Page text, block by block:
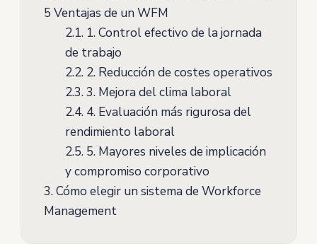
5 Ventajas de un WFM
2.1.1. Control efectivo de la jornada
de trabajo
2.2.2. Reducción de costes operativos
2.3.3. Mejora del clima laboral
2.4.4. Evaluación más rigurosa del
rendimiento laboral
2.5.5. Mayores niveles de implicación
y compromiso corporativo
3.Cómo elegir un sistema de Workforce
Management